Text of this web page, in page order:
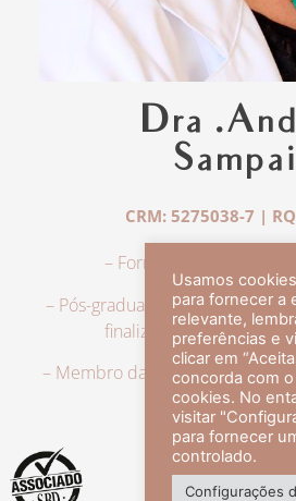
Dra
CRM: 5275038-7 |
– Formação em Medicina
– Pós-graduação em
finalizado a
– Membro da Sociedade
com título de
veja mais
Usamos
para fornecer a
relevante,
preferências e
clicar em
concorda com
cookies. No
visitar
para fornecer
controlado.
Configurações